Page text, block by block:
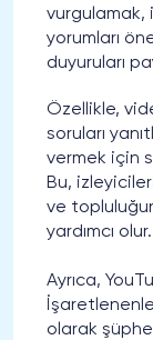
vurgulamak,
yorumları
duyuruları
Özellikle,
soruları
vermek için
Bu,
ve
yardımcı olur.
Ayrıca,
olarak